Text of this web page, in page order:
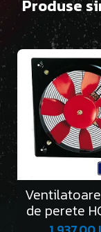
Produse
de perete
250/H